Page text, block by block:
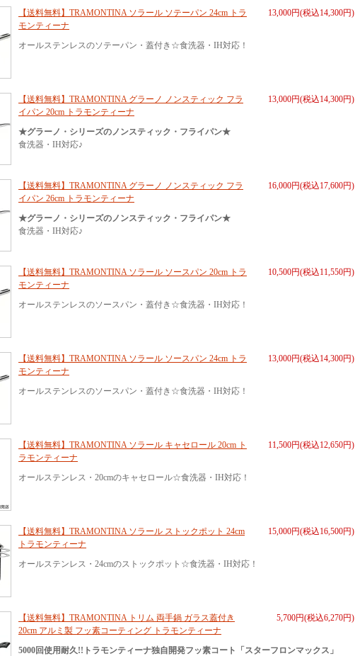
13,000円(税込14,300円)
【送料無料】TRAMONTINA ソラール ソテーパン 24cm トラ
モンティーナ
オールステンレスのソテーパン・蓋付き☆食洗器・IH対応！
13,000円(税込14,300円)
【送料無料】TRAMONTINA グラーノ ノンスティック フラ
イパン 20cm トラモンティーナ
★グラーノ・シリーズのノンスティック・フライパン★
食洗器・IH対応♪
16,000円(税込17,600円)
【送料無料】TRAMONTINA グラーノ ノンスティック フラ
イパン 26cm トラモンティーナ
★グラーノ・シリーズのノンスティック・フライパン★
食洗器・IH対応♪
10,500円(税込11,550円)
【送料無料】TRAMONTINA ソラール ソースパン 20cm トラ
モンティーナ
オールステンレスのソースパン・蓋付き☆食洗器・IH対応！
13,000円(税込14,300円)
【送料無料】TRAMONTINA ソラール ソースパン 24cm トラ
モンティーナ
オールステンレスのソースパン・蓋付き☆食洗器・IH対応！
11,500円(税込12,650円)
【送料無料】TRAMONTINA ソラール キャセロール 20cm ト
ラモンティーナ
オールステンレス・20cmのキャセロール☆食洗器・IH対応！
15,000円(税込16,500円)
【送料無料】TRAMONTINA ソラール ストックポット 24cm
トラモンティーナ
オールステンレス・24cmのストックポット☆食洗器・IH対応！
5,700円(税込6,270円)
【送料無料】TRAMONTINA トリム 両手鍋 ガラス蓋付き
20cm アルミ製 フッ素コーティング トラモンティーナ
5000回使用耐久!!トラモンティーナ独自開発フッ素コート「スターフロンマックス」